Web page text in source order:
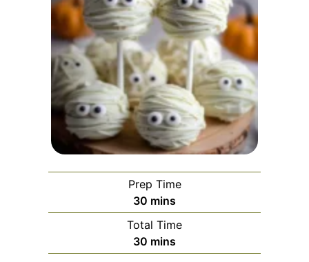
Prep Time
30 minutes
mins
Total Time
30 minutes
mins